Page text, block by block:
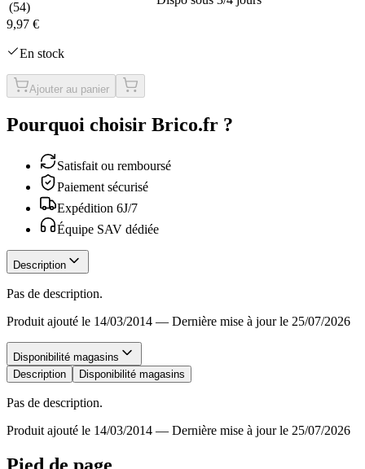
(54)
9,97 €
En stock
Ajouter au panier
Pourquoi choisir Brico.fr ?
Satisfait ou remboursé
Paiement sécurisé
Expédition 6J/7
Équipe SAV dédiée
Description
Pas de description.
Produit ajouté le 14/03/2014 — Dernière mise à jour le 25/07/2026
Disponibilité magasins
Description
Disponibilité magasins
Pas de description.
Produit ajouté le 14/03/2014 — Dernière mise à jour le 25/07/2026
Pied de page